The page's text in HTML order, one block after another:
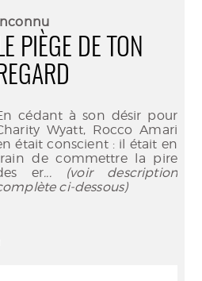
PIÈGE DE TON
cédant à son désir pour
Wyatt, Rocco Amari
était conscient : il était en
de commettre la pire
er... (voir description
ci-dessous)